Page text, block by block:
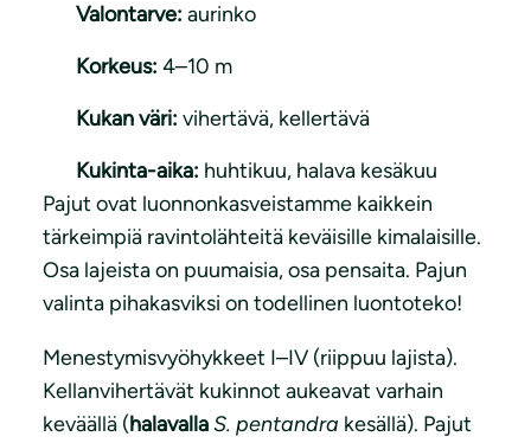
Valontarve: aurinko
Korkeus: 4–10 m
Kukan väri: vihertävä, kellertävä
Kukinta-aika: huhtikuu, halava kesäkuu
Pajut ovat luonnonkasveistamme kaikkein
tärkeimpiä ravintolähteitä keväisille kimalaisille.
Osa lajeista on puumaisia, osa pensaita. Pajun
valinta pihakasviksi on todellinen luontoteko!
Menestymisvyöhykkeet I–IV (riippuu lajista).
Kellanvihertävät kukinnot aukeavat varhain
keväällä (halavallaS. pentandra kesällä). Pajut